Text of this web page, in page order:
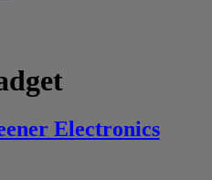
Electronics